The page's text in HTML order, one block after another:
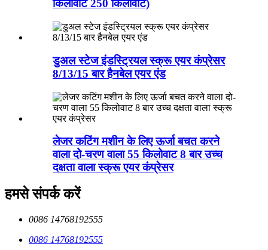
किलोवाट 250 किलोवाट)
डुअल स्टेज इंडस्ट्रियल स्क्रू एयर कंप्रेसर
8/13/15 बार हैनबेल एयर एंड
लेजर कटिंग मशीन के लिए ऊर्जा बचत करने
वाला दो-चरण वाला 55 किलोवाट 8 बार उच्च
दक्षता वाला स्क्रू एयर कंप्रेसर
हमसे संपर्क करें
0086 14768192555
0086 14768192555